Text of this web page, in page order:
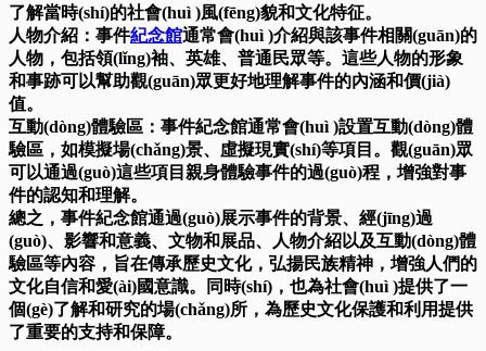
了解當時(shí)的社會(huì )風(fēng)貌和文化特征。
人物介紹：事件紀念館通常會(huì )介紹與該事件相關(guān)的
人物，包括領(lǐng)袖、英雄、普通民眾等。這些人物的形象
和事跡可以幫助觀(guān)眾更好地理解事件的內涵和價(jià)
值。
互動(dòng)體驗區：事件紀念館通常會(huì )設置互動(dòng)體
驗區，如模擬場(chǎng)景、虛擬現實(shí)等項目。觀(guān)眾
可以通過(guò)這些項目親身體驗事件的過(guò)程，增強對事
件的認知和理解。
總之，事件紀念館通過(guò)展示事件的背景、經(jīng)過
(guò)、影響和意義、文物和展品、人物介紹以及互動(dòng)體
驗區等內容，旨在傳承歷史文化，弘揚民族精神，增強人們的
文化自信和愛(ài)國意識。同時(shí)，也為社會(huì )提供了一
個(gè)了解和研究的場(chǎng)所，為歷史文化保護和利用提供
了重要的支持和保障。